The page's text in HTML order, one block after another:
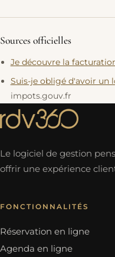
Sources officielles
Je découvre la
Suis-je obligé d'avoir un
impots.gouv.fr
Le logiciel de gestion
offrir une expérience
FONCTIONNALITÉS
Réservation en ligne
Agenda en ligne